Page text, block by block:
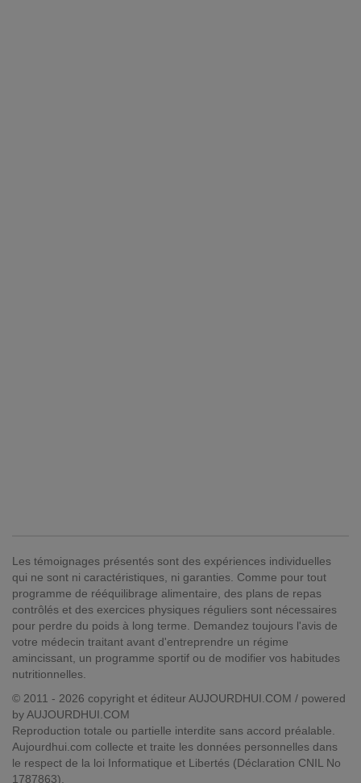
Les témoignages présentés sont des expériences individuelles
qui ne sont ni caractéristiques, ni garanties. Comme pour tout
programme de rééquilibrage alimentaire, des plans de repas
contrôlés et des exercices physiques réguliers sont nécessaires
pour perdre du poids à long terme. Demandez toujours l'avis de
votre médecin traitant avant d'entreprendre un régime
amincissant, un programme sportif ou de modifier vos habitudes
nutritionnelles.
© 2011 - 2026 copyright et éditeur AUJOURDHUI.COM / powered
by AUJOURDHUI.COM
Reproduction totale ou partielle interdite sans accord préalable.
Aujourdhui.com collecte et traite les données personnelles dans
le respect de la loi Informatique et Libertés (Déclaration CNIL No
1787863).